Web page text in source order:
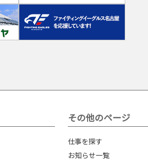
その他のページ
仕事を探す
お知らせ一覧